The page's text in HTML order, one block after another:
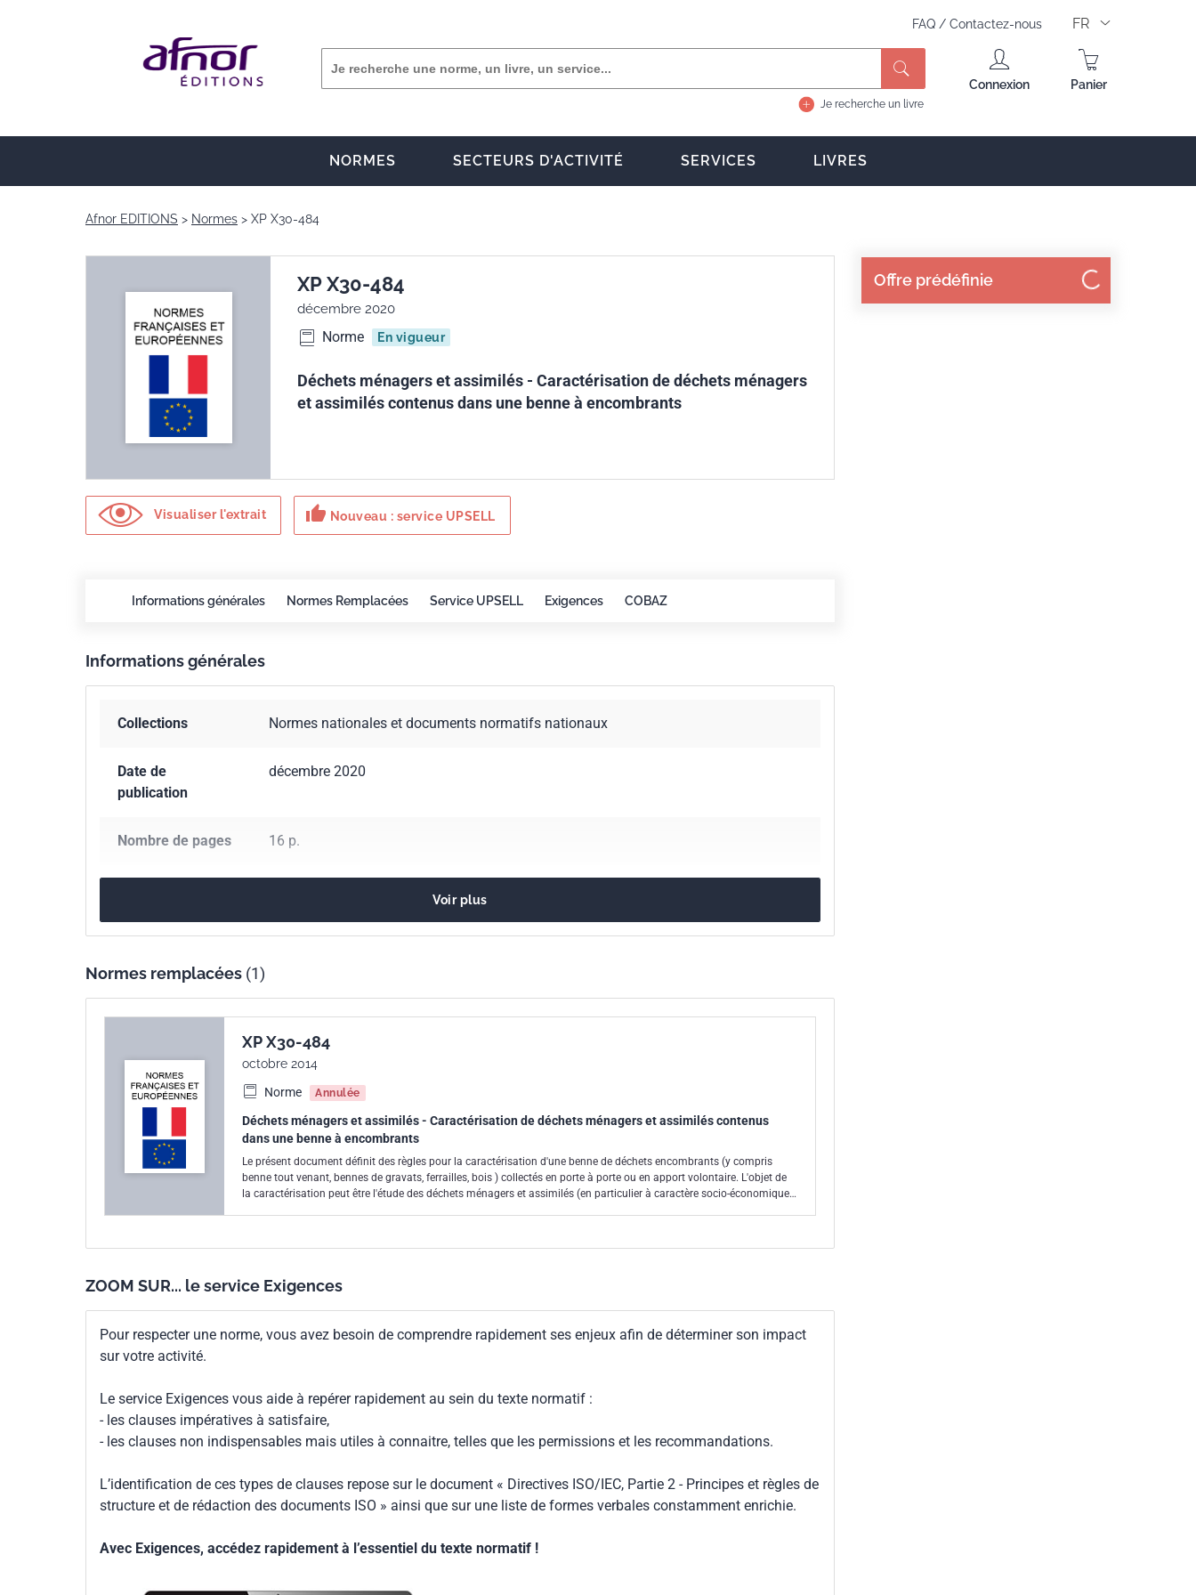
FAQ / Contactez-nous FR
Je recherche un livre
Connexion Panier
NORMES SECTEURS D'ACTIVITÉ SERVICES LIVRES
Afnor EDITIONS Normes XP X30-484
Offre prédéfinie
XP X30-484
décembre 2020
Norme En vigueur
Déchets ménagers et assimilés - Caractérisation de déchets ménagers
et assimilés contenus dans une benne à encombrants
Visualiser l'extrait thumb_up Nouveau : service UPSELL
Informations générales Normes Remplacées Service UPSELL Exigences COBAZ
Informations générales
Collections Normes nationales et documents normatifs nationaux
Date de
publication
décembre 2020
Nombre de pages 16 p.
Codes ICS 13.030.10Déchets solides
Numéro de tirage
Voir plus
Normes remplacées (1)
XP X30-484
octobre 2014
Norme
Annulée
Déchets ménagers et assimilés - Caractérisation de déchets ménagers et assimilés contenus
dans une benne à encombrants
Le présent document définit des règles pour la caractérisation d'une benne de déchets encombrants (y compris
benne tout venant, bennes de gravats, ferrailles, bois ) collectés en porte à porte ou en apport volontaire. L'objet de
la caractérisation peut être l'étude des déchets ménagers et assimilés (en particulier à caractère socio-économique
ZOOM SUR... le service Exigences
Pour respecter une norme, vous avez besoin de comprendre rapidement ses enjeux afin de déterminer son impact
sur votre activité.
Le service Exigences vous aide à repérer rapidement au sein du texte normatif :
- les clauses impératives à satisfaire,
- les clauses non indispensables mais utiles à connaitre, telles que les permissions et les recommandations.
L’identification de ces types de clauses repose sur le document « Directives ISO/IEC, Partie 2 - Principes et règles de
structure et de rédaction des documents ISO » ainsi que sur une liste de formes verbales constamment enrichie.
Avec Exigences, accédez rapidement à l’essentiel du texte normatif !